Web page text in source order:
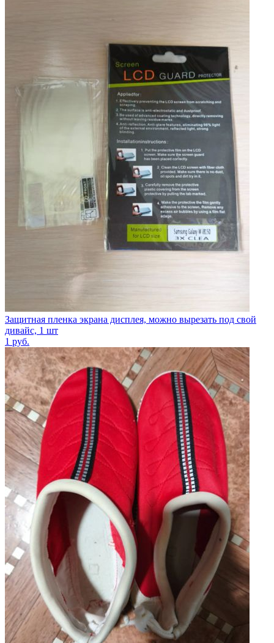
Защитная пленка экрана дисплея, можно вырезать под свой
дивайс, 1 шт
1 руб.